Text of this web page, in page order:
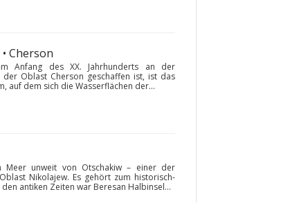
• Cherson
Anfang des XX. Jahrhunderts an der
der Oblast Cherson geschaffen ist, ist das
auf dem sich die Wasserflächen der...
Meer unweit von Otschakiw – einer der
Nikolajew. Es gehört zum historisch-
antiken Zeiten war Beresan Halbinsel...